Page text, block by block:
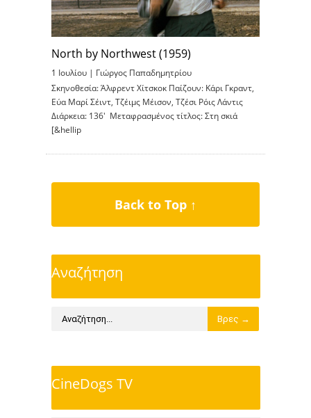
North by Northwest (1959)
1 Ιουλίου | Γιώργος Παπαδημητρίου
Σκηνοθεσία: Άλφρεντ Χίτσκοκ Παίζουν: Κάρι Γκραντ,
Εύα Μαρί Σέιντ, Τζέιμς Μέισον, Τζέσι Ρόις Λάντις
Διάρκεια: 136′ Μεταφρασμένος τίτλος: Στη σκιά
[&hellip
Back to Top ↑
Αναζήτηση
CineDogs TV